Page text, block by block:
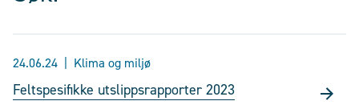
24.06.24 Klima og miljø
Feltspesifikke utslippsrapporter 2023